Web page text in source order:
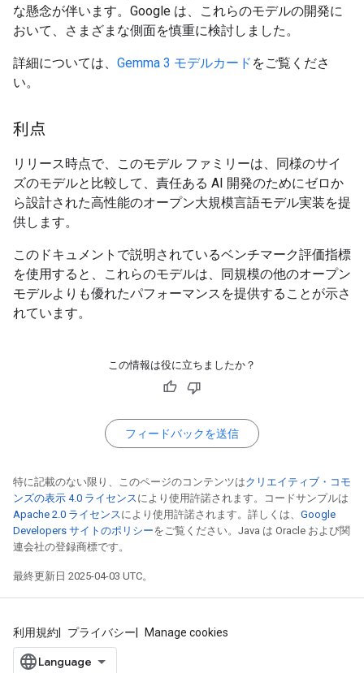
な懸念が伴います。Google は、これらのモデルの開発に
おいて、さまざまな側面を慎重に検討しました。
詳細については、 Gemma 3 モデルカード をご覧くださ
い。
利点
リリース時点で、このモデル ファミリーは、同様のサイ
ズのモデルと比較して、責任ある AI 開発のためにゼロか
ら設計された高性能のオープン大規模言語モデル実装を提
供します。
このドキュメントで説明されているベンチマーク評価指標
を使用すると、これらのモデルは、同規模の他のオープン
モデルよりも優れたパフォーマンスを提供することが示さ
れています。
この情報は役に立ちましたか？
フィードバックを送信
特に記載のない限り、このページのコンテンツはクリエイティブ・コモ
ンズの表示 4.0 ライセンスにより使用許諾されます。コードサンプルは
Apache 2.0 ライセンスにより使用許諾されます。詳しくは、 Google
Developers サイトのポリシーをご覧ください。Java は Oracle および関
連会社の登録商標です。
最終更新日 2025-04-03 UTC。
利用規約 プライバシー Manage cookies